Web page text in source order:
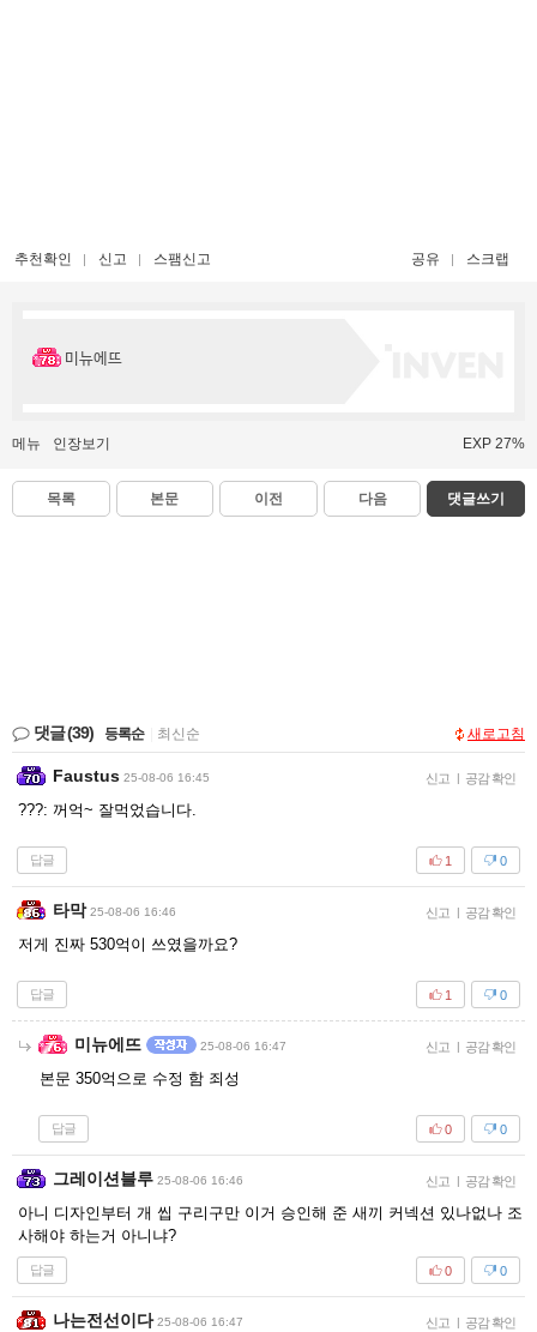
추천확인 신고 스팸신고 공유 스크랩
미뉴에뜨
메뉴 인장보기 EXP 27%
목록 본문 이전 다음 댓글쓰기
댓글(39) 등록순 최신순 새로고침
Faustus 25-08-06 16:45 신고 공감 확인
???: 꺼억~ 잘먹었습니다.
답글 0
1
타막 25-08-06 16:46 신고 공감 확인
저게 진짜 530억이 쓰였을까요?
답글 0
1
미뉴에뜨 25-08-06 16:47 신고 공감 확인
본문 350억으로 수정 함 죄성
답글 0
0
그레이션블루 25-08-06 16:46 신고 공감 확인
아니 디자인부터 개 씹 구리구만 이거 승인해 준 새끼 커넥션 있나없나 조
사해야 하는거 아니냐?
답글 0
0
나는전선이다 25-08-06 16:47 신고 공감 확인